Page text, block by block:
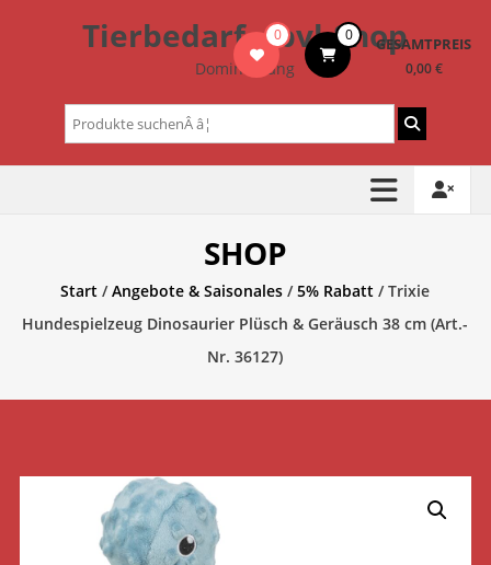
Tierbedarf – bvl-Shop
Dominik Lang
0 0 GESAMTPREIS
0,00 €
Suchen
nach:
SHOP
Start /Angebote & Saisonales /5% Rabatt / Trixie
Hundespielzeug Dinosaurier Plüsch & Geräusch 38 cm (Art.-
Nr. 36127)